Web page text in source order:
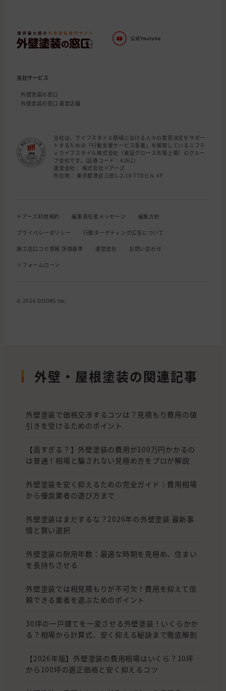
当社サービス
外壁塗装の窓口
外壁塗装の窓口 運営店舗
当社は、ライフスタイル領域における人々の意思決定をサポー
トするための「行動支援サービス事業」を展開しているニフテ
ィライフスタイル株式会社（東証グロース市場上場）のグルー
プ会社です。(証券コード：4262)
運営会社： 株式会社ドアーズ
所在地： 東京都港区三田1-2-18 TTDビル 4F
ドアーズ利用規約 編集責任者メッセージ 編集方針
プライバシーポリシー 行動ターゲティング広告について
施工店口コミ情報 評価基準 運営会社 お問い合わせ
リフォームローン
© 2026 DOORS Inc.
外壁・屋根塗装の関連記事
外壁塗装で価格交渉するコツは？見積もり費用の値
引きを受けるためのポイント
【高すぎる？】外壁塗装の費用が100万円かかるの
は普通！相場と騙されない見極め方をプロが解説
外壁塗装を安く抑えるための完全ガイド｜費用相場
から優良業者の選び方まで
外壁塗装はまだするな？2026年の外壁塗装 最新事
情と賢い選択
外壁塗装の耐用年数：最適な時期を見極め、住まい
を長持ちさせる
外壁塗装では相見積もりが不可欠！費用を抑えて信
頼できる業者を選ぶためのポイント
30坪の一戸建てを一変させる外壁塗装！いくらかか
る？相場から計算式、安く抑える秘訣まで徹底解剖
【2026年版】外壁塗装の費用相場はいくら？10坪
から100坪の適正価格と安く抑えるコツ